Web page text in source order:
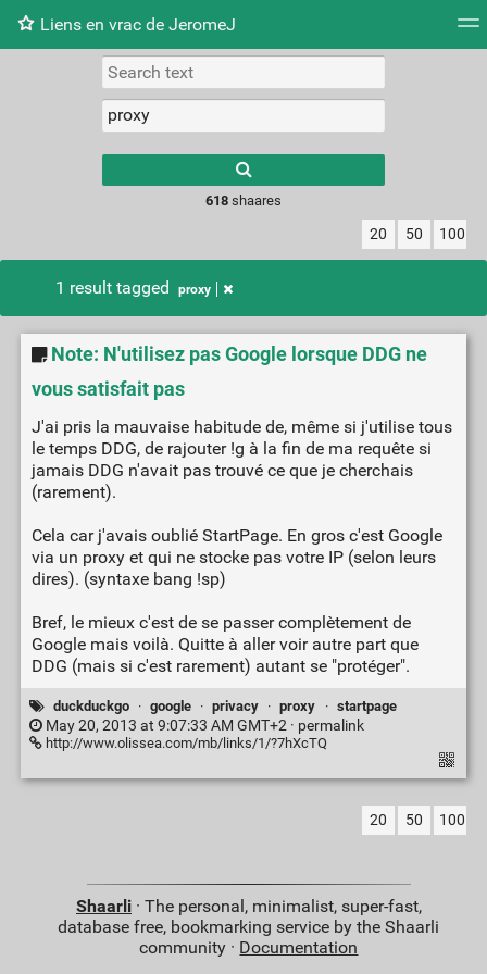
Liens en vrac de JeromeJ
Picture wall
618shaares
20 50 100
1 result tagged proxy
Note: N'utilisez pas Google lorsque DDG ne
vous satisfait pas
J'ai pris la mauvaise habitude de, même si j'utilise tous
le temps DDG, de rajouter !g à la fin de ma requête si
jamais DDG n'avait pas trouvé ce que je cherchais
(rarement).
Cela car j'avais oublié StartPage. En gros c'est Google
via un proxy et qui ne stocke pas votre IP (selon leurs
dires). (syntaxe bang !sp)
Bref, le mieux c'est de se passer complètement de
Google mais voilà. Quitte à aller voir autre part que
DDG (mais si c'est rarement) autant se "protéger".
duckduckgo · google · privacy · proxy · startpage
May 20, 2013 at 9:07:33 AM GMT+2 · permalink
http://www.olissea.com/mb/links/1/?7hXcTQ
20 50 100
Shaarli· The personal, minimalist, super-fast,
database free, bookmarking service by the Shaarli
community · Documentation